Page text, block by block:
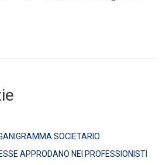
SOCIETARIO
APPRODANO NEI PROFESSIONISTI